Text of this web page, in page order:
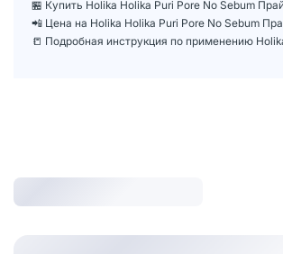
🏪 Купить Holika Holika Puri Pore No Sebum
📲 Цена на Holika Holika Puri Pore No Sebum
📒 Подробная инструкция по применению